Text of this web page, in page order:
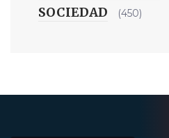
SOCIEDAD (450)